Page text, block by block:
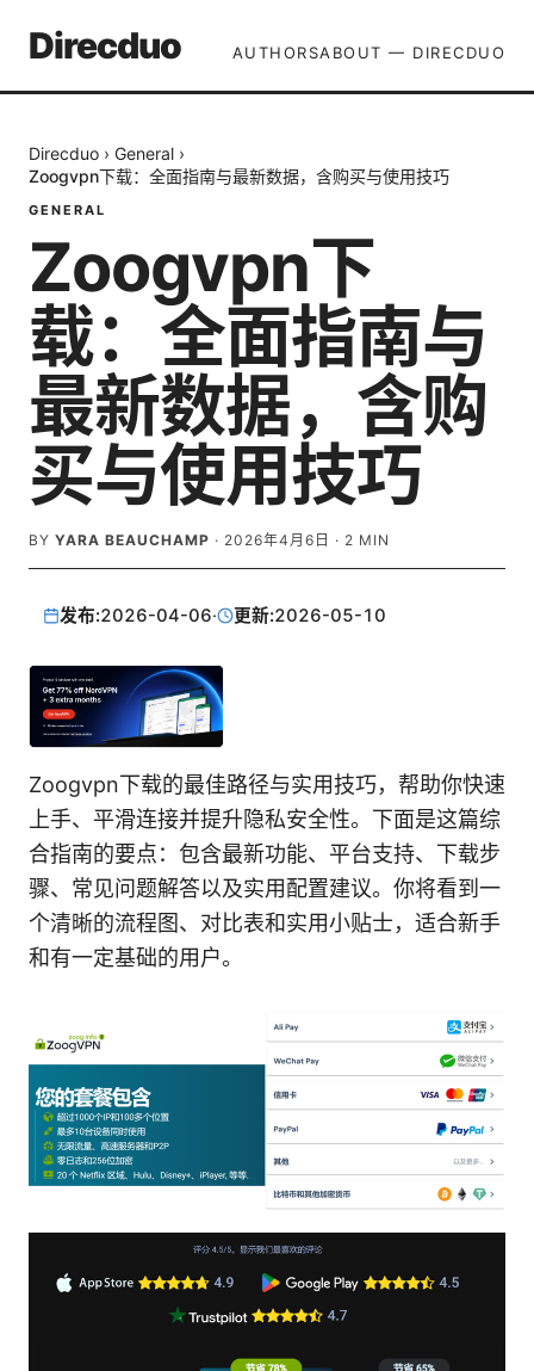
Direcduo AUTHORSABOUT — DIRECDUO
Direcduo › General ›
Zoogvpn下载：全面指南与最新数据，含购买与使用技巧
GENERAL
Zoogvpn下
载：全面指南与
最新数据，含购
买与使用技巧
BY YARA BEAUCHAMP · 2026年4月6日 · 2 MIN
发布:2026-04-06· 更新:2026-05-10
Zoogvpn下载的最佳路径与实用技巧，帮助你快速
上手、平滑连接并提升隐私安全性。下面是这篇综
合指南的要点：包含最新功能、平台支持、下载步
骤、常见问题解答以及实用配置建议。你将看到一
个清晰的流程图、对比表和实用小贴士，适合新手
和有一定基础的用户。